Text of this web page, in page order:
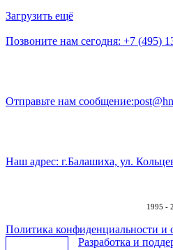
Загрузить ещё
Позвоните нам сегодня: +7 (495)
Отправьте нам сообщение:
Наш адрес: г.Балашиха, ул.
1995 -
Политика конфиденциальности и
Разработка и